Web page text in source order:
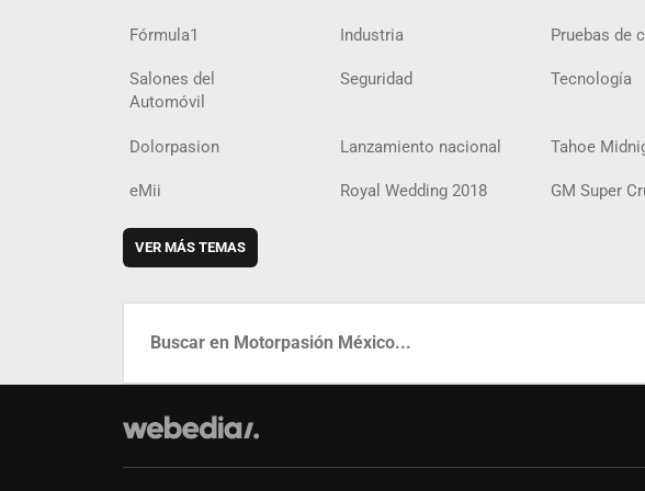
Fórmula1 Industria Pruebas de
Salones del
Automóvil
Seguridad Tecnología
Dolorpasion Lanzamiento nacional Tahoe
eMii Royal Wedding 2018 GM Super
VER MÁS TEMAS